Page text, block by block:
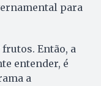
para
Então, a
entender, é
a